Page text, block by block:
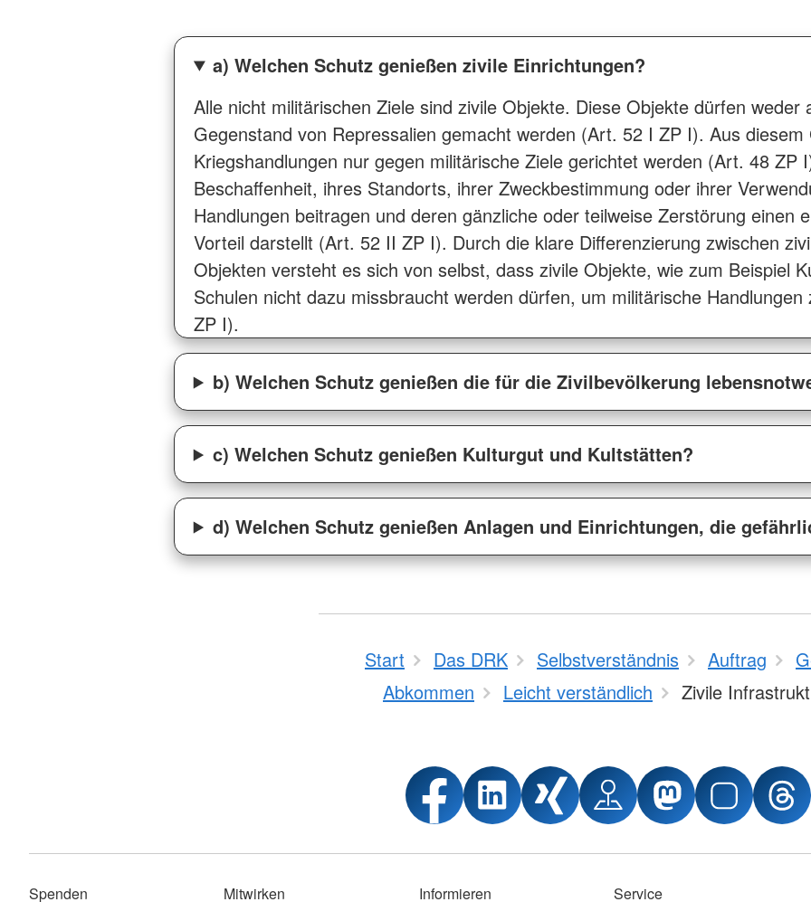
a) Welchen Schutz genießen zivile Einrichtungen?
Alle nicht militärischen Ziele sind zivile Objekte. Diese Objekte dürfen weder
Gegenstand von Repressalien gemacht werden (Art. 52 I ZP I). Aus
Kriegshandlungen nur gegen militärische Ziele gerichtet werden (Art. 48 ZP
Beschaffenheit, ihres Standorts, ihrer Zweckbestimmung oder ihrer
Handlungen beitragen und deren gänzliche oder teilweise Zerstörung einen
Vorteil darstellt (Art. 52 II ZP I). Durch die klare Differenzierung zwischen
Objekten versteht es sich von selbst, dass zivile Objekte, wie zum Beispiel
Schulen nicht dazu missbraucht werden dürfen, um militärische
ZP I).
b) Welchen Schutz genießen die für die Zivilbevölkerung
c) Welchen Schutz genießen Kulturgut und Kultstätten?
d) Welchen Schutz genießen Anlagen und Einrichtungen, die
Start Das DRK Selbstverständnis Auftrag
Abkommen
Leicht verständlich Zivile
Spenden Mitwirken Informieren Service